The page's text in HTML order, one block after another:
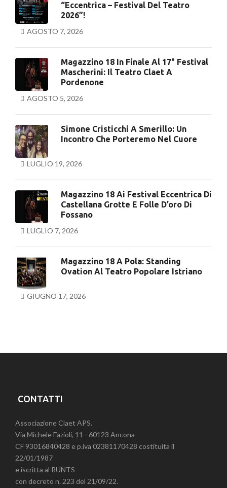
“Eccentrica – Festival Del Teatro
2026”!
AGOSTO 7, 2026
Magazzino 18 In Finale Al 17° Festival
Mascherini: Il Teatro Claet A
Pordenone
AGOSTO 5, 2026
Simone Cristicchi A Smerillo: Un
Incontro Che Porteremo Nel Cuore
LUGLIO 19, 2026
Magazzino 18 Ai Festival Eccentrica Di
Castellana Grotte E Folle D’oro Di
Fossano
LUGLIO 7, 2026
Magazzino 18 A Pola: Standing
Ovation Al Teatro Popolare Istriano
GIUGNO 17, 2026
CONTATTI
Associazione Claet APS.
Via Michele Fazioli, 11 - 60123 Ancona
CF 93016840428 e p.iva 02381170428 costituita il
22/01/1987
e iscritta al RUNTS
con decreto n. 223 del 21/09/22.